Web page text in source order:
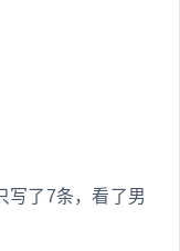
写了7条，看了男